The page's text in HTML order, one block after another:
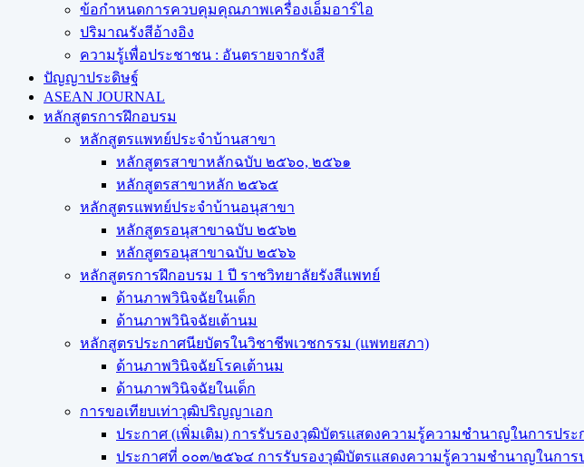
ข้อกำหนดการควบคุมคุณภาพเครื่องเอ็มอาร์ไอ
ปริมาณรังสีอ้างอิง
ความรู้เพื่อประชาชน : อันตรายจากรังสี
ปัญญาประดิษฐ์
ASEAN JOURNAL
หลักสูตรการฝึกอบรม
หลักสูตรแพทย์ประจำบ้านสาขา
หลักสูตรสาขาหลักฉบับ ๒๕๖๐, ๒๕๖๑
หลักสูตรสาขาหลัก ๒๕๖๕
หลักสูตรแพทย์ประจำบ้านอนุสาขา
หลักสูตรอนุสาขาฉบับ ๒๕๖๒
หลักสูตรอนุสาขาฉบับ ๒๕๖๖
หลักสูตรการฝึกอบรม 1 ปี ราชวิทยาลัยรังสีแพทย์
ด้านภาพวินิจฉัยในเด็ก
ด้านภาพวินิจฉัยเต้านม
หลักสูตรประกาศนียบัตรในวิชาชีพเวชกรรม (แพทยสภา)
ด้านภาพวินิจฉัยโรคเต้านม
ด้านภาพวินิจฉัยในเด็ก
การขอเทียบเท่า​วุฒิปริญญา​เอก
ประกาศ (เพิ่มเติม) การรับรองวุฒิบัตรแสดงความรู้ความชำนาญในการประ
ประกาศที่ ๐๐๓/๒๕๖๔ การรับรองวุฒิบัตรแสดงความรู้ความชำนาญในการ